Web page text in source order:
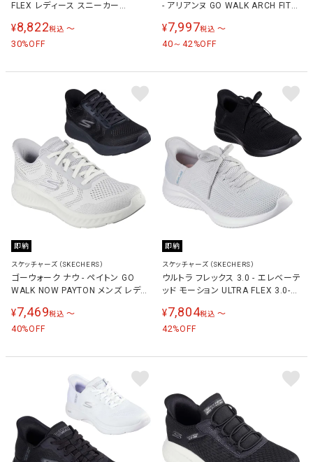
FLEX レディース スニーカー
¥8,822税込 〜
30%OFF
- アリアンヌ GO WALK ARCH FIT
カー 125843
¥7,997税込 〜
40～42%OFF
即納
スケッチャーズ（SKECHERS）
ゴーウォーク ナウ - ペイトン GO
WALK NOW PAYTON メンズ レディ
¥7,469税込 〜
40%OFF
即納
スケッチャーズ（SKECHERS）
ウルトラ フレックス 3.0 - エレベーテ
ッド モーション ULTRA FLEX 3.0-
ニーカー 150457
¥7,804税込 〜
42%OFF